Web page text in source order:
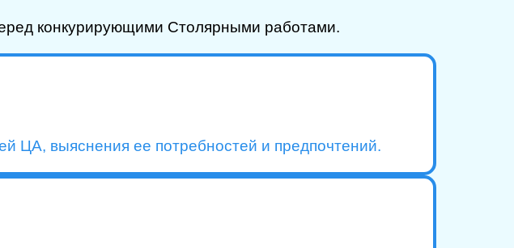
конкурирующими Столярными работами.
ЦА, выяснения ее потребностей и предпочтений.